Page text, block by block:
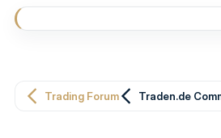
Trading Forum Traden.de